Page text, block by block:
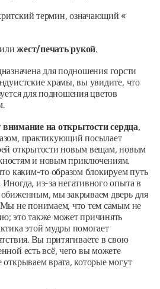
термин, означающий «
жест/печать рукой.
для подношения горсти
храмы, вы увидите, что
для подношения цветов
внимание на открытости сердца,
практикующий посылает
открытости новым вещам, новым
и новым приключениям.
каким-то образом блокируем путь
из-за негативного опыта в
мы закрываем дверь для
не понимаем, что тем самым не
это также может причинять
этоймудрыпомогает
Вы притягиваете в свою
есть всё, чего вы можете
врата, которые могут